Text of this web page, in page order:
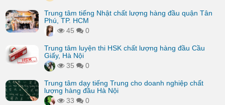
Trung tâm tiếng Nhật chất lượng hàng đầu quận Tân
Phú, TP. HCM
45
0
Trung tâm luyện thi HSK chất lượng hàng đầu Cầu
Giấy, Hà Nội
35
0
Trung tâm dạy tiếng Trung cho doanh nghiệp chất
lượng hàng đầu Hà Nội
33
0